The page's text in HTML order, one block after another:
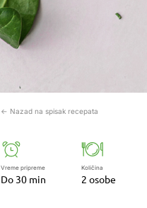
← Nazad na spisak recepata
Vreme pripreme
Do 30 min
Količina
2 osobe